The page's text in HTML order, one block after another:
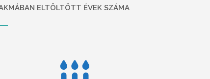
ELTÖLTÖTT ÉVEK SZÁMA